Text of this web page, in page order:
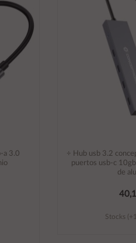
a 3.0
÷ Hub usb 3.2
puertos usb-c
de
Stocks